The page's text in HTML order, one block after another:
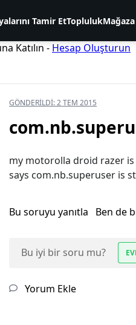
Tamir EtToplulukMağaza
Katılın - Hesap Oluşturun
GÖNDERILDI:2 TEM 2015
my motorolla droid razer
says com.nb.superuser is
Bu soruyu yanıtla Ben de
Bu iyi bir soru mu?
Yorum Ekle